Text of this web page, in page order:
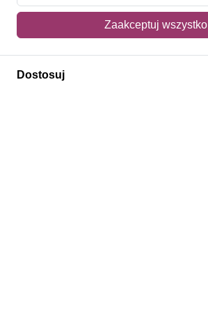
Mój koszyk
Adres dostawy
Zaakceptuj wszystko
Dostosuj